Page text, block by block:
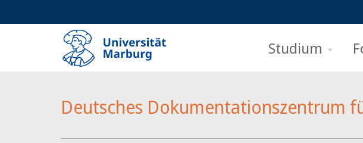
Studium
Deutsches Dokumentationszentrum